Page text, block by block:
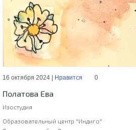
16 октября 2024 | Нравится 0
Полатова Ева
Изостудия
Образовательный центр "Индиго"